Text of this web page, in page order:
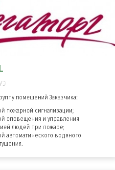
помещений Заказчика:
пожарной сигнализации;
оповещения и управления
людей при пожаре;
автоматического водяного